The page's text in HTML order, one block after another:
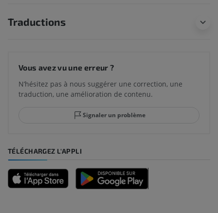
Traductions
Vous avez vu une erreur ?
N’hésitez pas à nous suggérer une correction, une
traduction, une amélioration de contenu.
Signaler un problème
TÉLÉCHARGEZ L'APPLI